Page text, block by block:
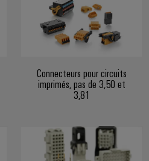
Connecteurs pour circuits
imprimés, pas de 3,50 et
3,81